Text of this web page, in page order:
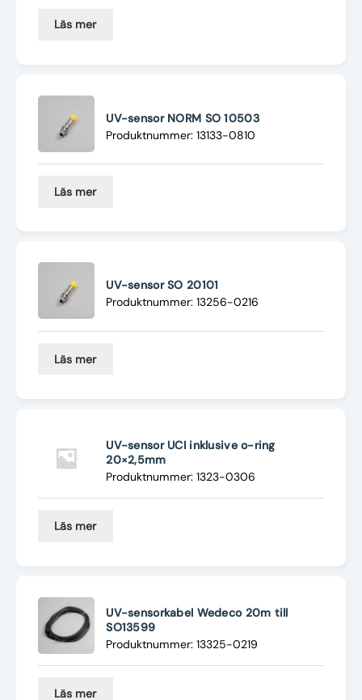
Läs mer
UV-sensor NORM SO 10503
Produktnummer: 13133-0810
Läs mer
UV-sensor SO 20101
Produktnummer: 13256-0216
Läs mer
UV-sensor UCI inklusive o-ring
20×2,5mm
Produktnummer: 1323-0306
Läs mer
UV-sensorkabel Wedeco 20m till
SO13599
Produktnummer: 13325-0219
Läs mer